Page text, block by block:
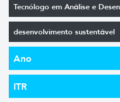
Tecnólogo em Análise e
desenvolvimento sustentável
Ano
ITR